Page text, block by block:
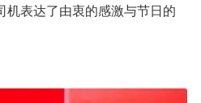
机表达了由衷的感激与节日的